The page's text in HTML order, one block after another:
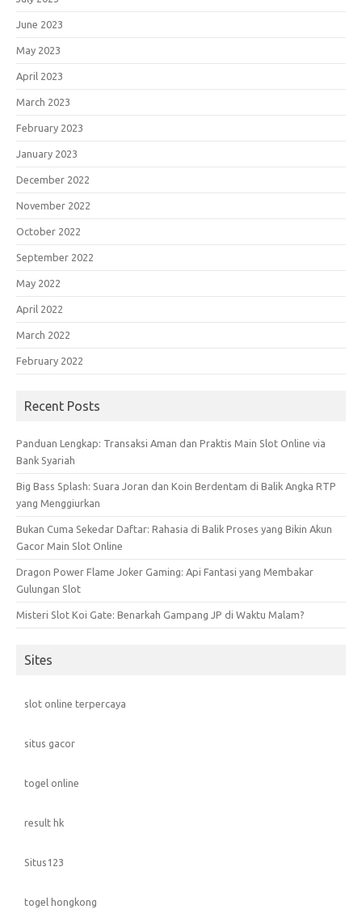
June 2023
May 2023
April 2023
March 2023
February 2023
January 2023
December 2022
November 2022
October 2022
September 2022
May 2022
April 2022
March 2022
February 2022
Recent Posts
Panduan Lengkap: Transaksi Aman dan Praktis Main Slot Online via
Bank Syariah
Big Bass Splash: Suara Joran dan Koin Berdentam di Balik Angka RTP
yang Menggiurkan
Bukan Cuma Sekedar Daftar: Rahasia di Balik Proses yang Bikin Akun
Gacor Main Slot Online
Dragon Power Flame Joker Gaming: Api Fantasi yang Membakar
Gulungan Slot
Misteri Slot Koi Gate: Benarkah Gampang JP di Waktu Malam?
Sites
slot online terpercaya
situs gacor
togel online
result hk
Situs123
togel hongkong